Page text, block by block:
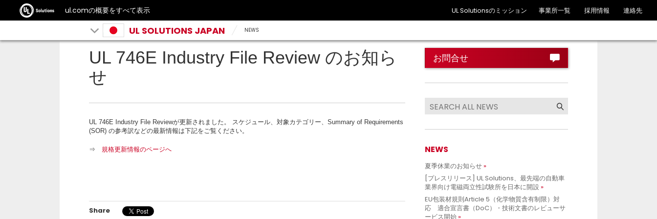
ul.comの概要をすべて表示 UL Solutionsのミッション 事業所一覧 採用情報 連絡先
UL SOLUTIONS JAPAN NEWS
UL 746E Industry File Review のお知ら
せ
UL 746E Industry File Reviewが更新されました。 スケジュール、対象カテゴリー、 Summary of Requirements
(SOR) の参考訳などの最新情報は下記をご覧ください。
⇒ 規格更新情報のページへ
Share
お問合せ
NEWS
夏季休業のお知らせ
[プレスリリース] UL Solutions、最先端の自動車
業界向け電磁両立性試験所を日本に開設
EU包装材規則Article 5（化学物質含有制限）対
応 適合宣言書（DoC）・技術文書のレビューサ
ービス開始